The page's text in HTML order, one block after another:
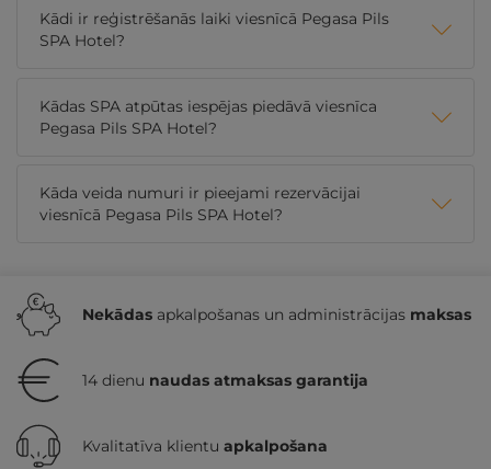
Kādi ir reģistrēšanās laiki viesnīcā Pegasa Pils
SPA Hotel?
Kādas SPA atpūtas iespējas piedāvā viesnīca
Pegasa Pils SPA Hotel?
Kāda veida numuri ir pieejami rezervācijai
viesnīcā Pegasa Pils SPA Hotel?
Nekādas apkalpošanas un administrācijas maksas
14 dienu naudas atmaksas garantija
Kvalitatīva klientu apkalpošana